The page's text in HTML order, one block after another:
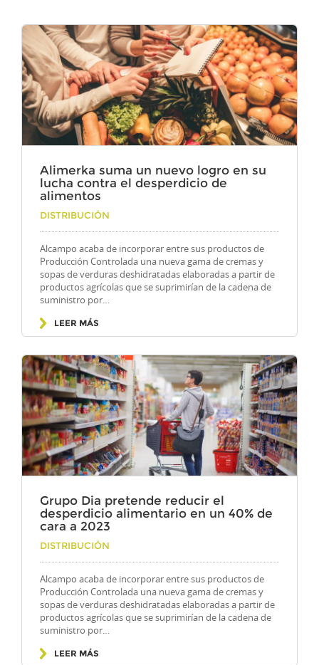
Alimerka suma un nuevo logro en su
lucha contra el desperdicio de
alimentos
Por
DISTRIBUCIÓN
Alcampo acaba de incorporar entre sus productos de
Producción Controlada una nueva gama de cremas y
sopas de verduras deshidratadas elaboradas a partir de
productos agrícolas que se suprimirían de la cadena de
suministro por…
LEER MÁS
Grupo Dia pretende reducir el
desperdicio alimentario en un 40% de
cara a 2023
Por
DISTRIBUCIÓN
Alcampo acaba de incorporar entre sus productos de
Producción Controlada una nueva gama de cremas y
sopas de verduras deshidratadas elaboradas a partir de
productos agrícolas que se suprimirían de la cadena de
suministro por…
LEER MÁS